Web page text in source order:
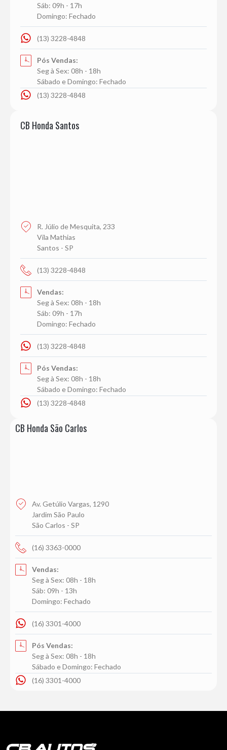
Sáb: 09h - 17h
Domingo: Fechado
(13) 3228-4848
Pós Vendas:
Seg à Sex: 08h - 18h
Sábado e Domingo: Fechado
(13) 3228-4848
CB Honda Santos
R. Júlio de Mesquita, 233
Vila Mathias
Santos - SP
(13) 3228-4848
Vendas:
Seg à Sex: 08h - 18h
Sáb: 09h - 17h
Domingo: Fechado
(13) 3228-4848
Pós Vendas:
Seg à Sex: 08h - 18h
Sábado e Domingo: Fechado
(13) 3228-4848
CB Honda São Carlos
Av. Getúlio Vargas, 1290
Jardim São Paulo
São Carlos - SP
(16) 3363-0000
Vendas:
Seg à Sex: 08h - 18h
Sáb: 09h - 13h
Domingo: Fechado
(16) 3301-4000
Pós Vendas:
Seg à Sex: 08h - 18h
Sábado e Domingo: Fechado
(16) 3301-4000